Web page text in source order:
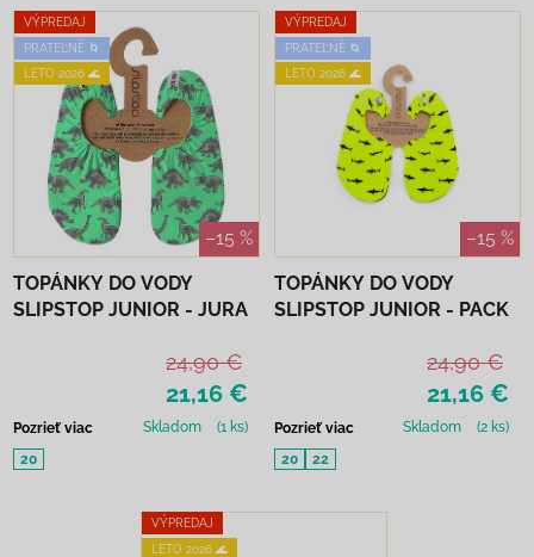
VÝPREDAJ
PRATEĽNÉ 🌀
LETO 2026 🌊
–15 %
TOPÁNKY DO VODY
SLIPSTOP JUNIOR - JURA
21,16 €
24,90 €
Pozrieť viac Skladom
(1 ks)
20
VÝPREDAJ
PRATEĽNÉ 🌀
LETO 2026 🌊
–15 %
TOPÁNKY DO VODY
SLIPSTOP JUNIOR - PACK
21,16 €
24,90 €
Pozrieť viac Skladom
(2 ks)
20
22
VÝPREDAJ
LETO 2026 🌊